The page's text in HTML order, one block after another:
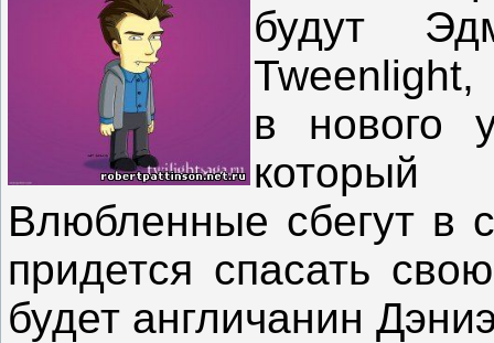
будут
в нового
Влюбленные сбегут в
придется спасать
будет англичанин